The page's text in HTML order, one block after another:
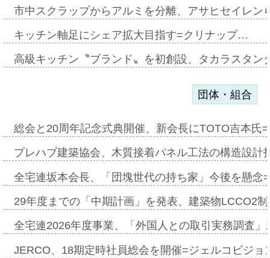
市中スクラップからアルミを分離、アサヒセイレ
キッチン軸足にシェア拡大目指す=クリナップ…
高級キッチン〝ブランド〟を初創設、タカラスタ
団体・組合
総会と20周年記念式典開催、新会長にTOTO吉本氏
プレハブ建築協会、木質接着パネル工法の構造設
全宅連坂本会長、「団塊世代の持ち家」今後を懸
29年度までの「中期計画」を発表、建築物LCCO2
全宅連2026年度事業、「外国人との取引実務調査
JERCO、18期定時社員総会を開催=ジェルコビジ